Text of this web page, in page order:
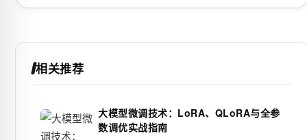
相关推荐
大模型微调技术：LoRA、QLoRA与全参
数调优实战指南